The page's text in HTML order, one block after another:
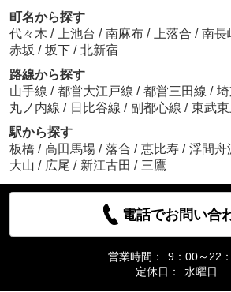
町名から探す
代々木 / 上池台 / 南麻布 / 上落合 / 南長
赤坂 / 坂下 / 北新宿
路線から探す
山手線 / 都営大江戸線 / 都営三田線 /
丸ノ内線 / 日比谷線 / 副都心線 / 東武
駅から探す
板橋 / 高田馬場 / 落合 / 恵比寿 / 浮間舟
大山 / 広尾 / 新江古田 / 三鷹
電話でお問い合
営業時間：
9：00～22
定休日：
水曜日